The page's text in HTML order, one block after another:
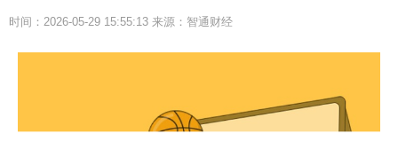
时间：2026-05-29 15:55:13 来源：智通财经